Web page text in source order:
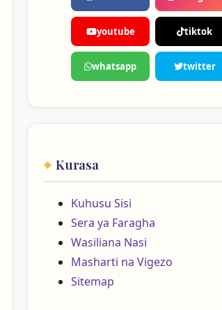
youtube tiktok
whatsapp twitter
Kurasa
Kuhusu Sisi
Sera ya Faragha
Wasiliana Nasi
Masharti na Vigezo
Sitemap